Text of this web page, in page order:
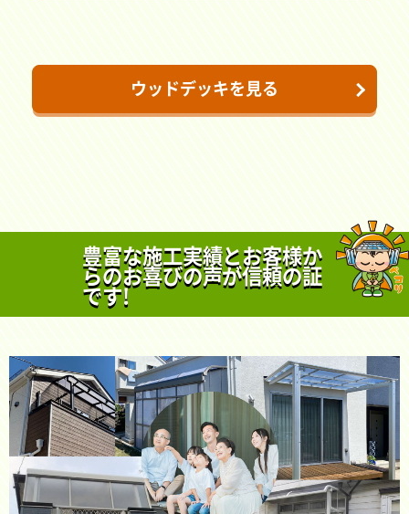
ウッドデッキを見る
豊富な施工実績とお客様か
らのお喜びの声が信頼の証
です!